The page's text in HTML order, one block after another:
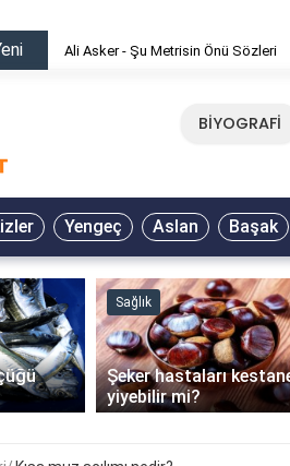
Ali Asker - Şu Metrisin Önü Sözleri
BİYOGRAFİ
Yengeç Aslan Başak
Sağlık
Şeker hastaları
yiyebilir mi?